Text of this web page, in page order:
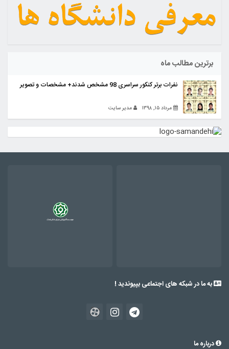
برترین مطالب ماه
نفرات برتر کنکور سراسری 98 مشخص شدند+ مشخصات و تصویر
مرداد ۱۵, ۱۳۹۸ مدیر سایت
به ما در شبکه های اجتماعی بپیوندید !
درباره ما